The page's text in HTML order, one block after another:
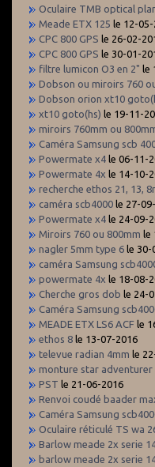
Oculaire TMB optical
Meade ETX 125 le 12-
CPC 800 GPS le 26-02-
CPC 800 GPS le 30-01-
filtre lumicon O3 en 2" le
Dobson ou miroirs 760
Dobson orion xt10
xt10 goto(hs) le 19-11-
miroirs 760mm ou
Caméra Samsung scb
Powermate x4 le 06-11-
Powermate 4x le 14-10-
recherche ethos 21, 13,
caméra scb4000 le 27-
Powermate x4 le 24-09-
Miroirs 760 ou 800mm le
nagler 5mm type 6 le 30-
caméra Samsung
powermate 4x le 18-08-
Cherche gros dob le 24-
Caméra Samsung
MEADE ETX LS6 ACF le
ethos 8 le 13-07-2016
televue radian 4mm le
monture star
PST le 21-06-2016
Renvoi coudé baader
Caméra Samsung
Oculaire réticulé TS wa
Barlow meade 2x serie
barlow meade 2x serie